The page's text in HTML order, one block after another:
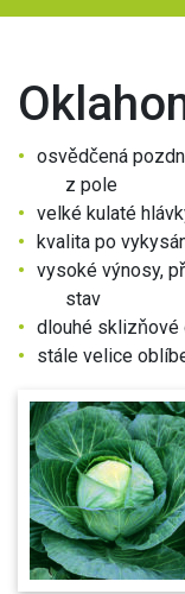
osvědčená
z pole
velké kulaté
kvalita po
vysoké výnosy,
stav
dlouhé sklizňové
stále velice